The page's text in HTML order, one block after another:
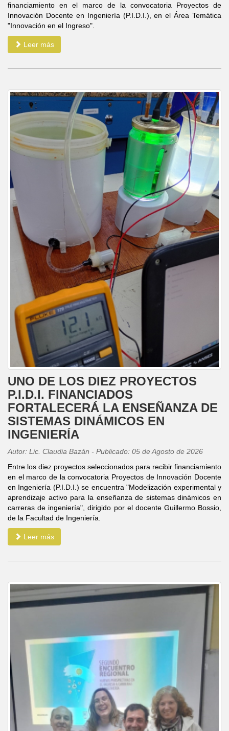
financiamiento en el marco de la convocatoria Proyectos de
Innovación Docente en Ingeniería (P.I.D.I.), en el Área Temática
"Innovación en el Ingreso".
Leer más
UNO DE LOS DIEZ PROYECTOS
P.I.D.I. FINANCIADOS
FORTALECERÁ LA ENSEÑANZA DE
SISTEMAS DINÁMICOS EN
INGENIERÍA
Autor: Lic. Claudia Bazán - Publicado: 05 de Agosto de 2026
Entre los diez proyectos seleccionados para recibir financiamiento
en el marco de la convocatoria Proyectos de Innovación Docente
en Ingeniería (P.I.D.I.) se encuentra "Modelización experimental y
aprendizaje activo para la enseñanza de sistemas dinámicos en
carreras de ingeniería", dirigido por el docente Guillermo Bossio,
de la Facultad de Ingeniería.
Leer más